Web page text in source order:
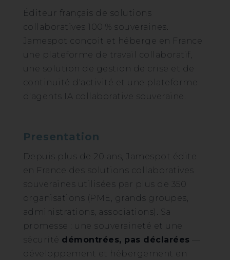
Éditeur français de solutions
collaboratives 100 % souveraines.
Jamespot conçoit et héberge en France
une plateforme de travail collaboratif,
une solution de gestion de crise et de
continuité d'activité et une plateforme
d'agents IA collaborative souveraine.
Presentation
Depuis plus de 20 ans, Jamespot édite
en France des solutions collaboratives
souveraines utilisées par plus de 350
organisations (PME, grands groupes,
administrations, associations). Sa
promesse : une souveraineté et une
sécurité démontrées, pas déclarées
développement et hébergement en